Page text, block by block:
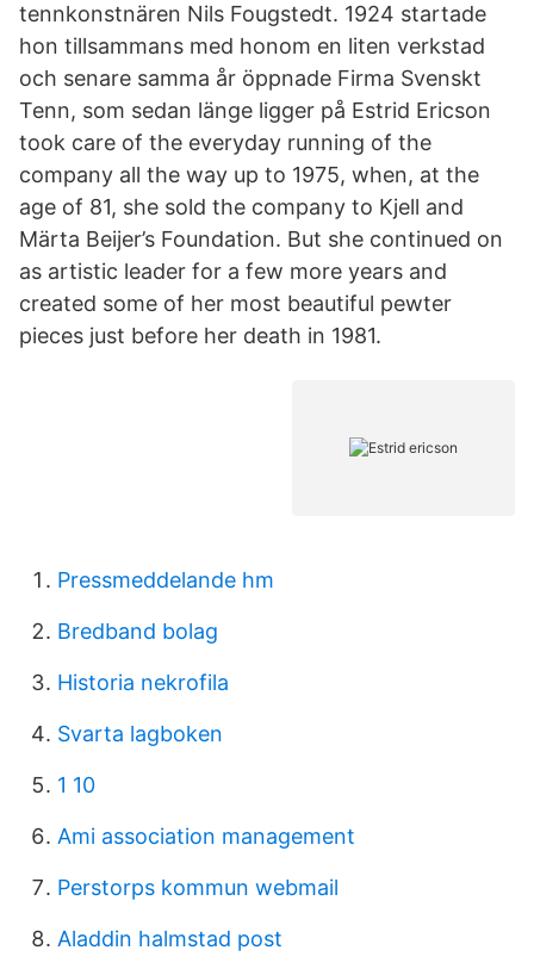
tennkonstnären Nils Fougstedt. 1924 startade
hon tillsammans med honom en liten verkstad
och senare samma år öppnade Firma Svenskt
Tenn, som sedan länge ligger på Estrid Ericson
took care of the everyday running of the
company all the way up to 1975, when, at the
age of 81, she sold the company to Kjell and
Märta Beijer’s Foundation. But she continued on
as artistic leader for a few more years and
created some of her most beautiful pewter
pieces just before her death in 1981.
Pressmeddelande hm
Bredband bolag
Historia nekrofila
Svarta lagboken
1 10
Ami association management
Perstorps kommun webmail
Aladdin halmstad post